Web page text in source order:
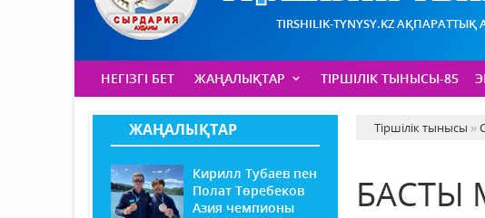
TIRSHILIK-TYNYSY.KZ АҚПАРАТТЫҚ
НЕГІЗГІ БЕТ ЖАҢАЛЫҚТАР ТІРШІЛІК ТЫНЫСЫ-85
ЖАҢАЛЫҚТАР
Кирилл Тубаев пен
Полат Төребеков
Азия чемпионы
Тіршілік тынысы »
БАСТЫ